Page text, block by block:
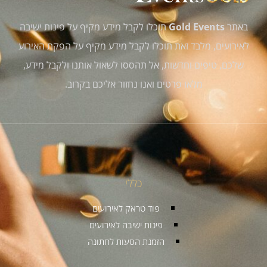
באתרGold Eventsתוכלו לקבל מידע מקיף על פינות ישיבה
לאירועים, מלבד זאת תוכלו לקבל מידע מקיף על הפקת האירוע
שלכם, טיפים וחדשות, אל תהססו לשאול אותנו ולקבל מידע,
מלאו פרטים ואנו נחזור אליכם בקרוב.
כללי
פוד טראק לאירועים
פינות ישיבה לאירועים
הזמנת הסעות לחתונה